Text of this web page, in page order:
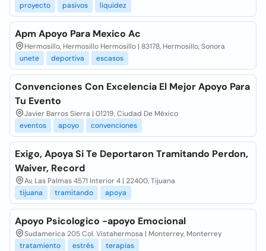
proyecto
pasivos liquidez
Apm Apoyo Para Mexico Ac
Hermosillo, Hermosillo Hermosillo | 83178, Hermosillo, Sonora
unete
deportiva escasos
Convenciones Con Excelencia El Mejor Apoyo Para
Tu Evento
Javier Barros Sierra | 01219, Ciudad De México
eventos
apoyo convenciones
Exigo, Apoya Si Te Deportaron Tramitando Perdon,
Waiver, Record
Av, Las Palmas 4571 Interior 4 | 22400, Tijuana
tijuana
tramitando apoya
Apoyo Psicologico -apoyo Emocional
Sudamerica 205 Col. Vistahermosa | Monterrey, Monterrey
tratamiento
estrés terapias